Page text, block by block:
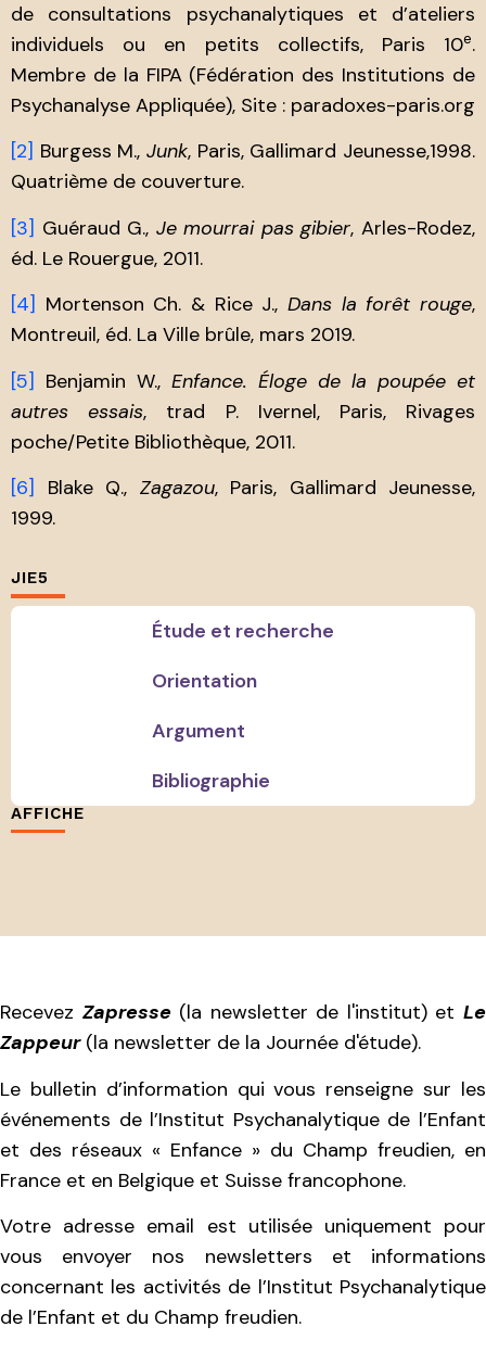
de consultations psychanalytiques et d’ateliers
individuels ou en petits collectifs, Paris 10e.
Membre de la FIPA (Fédération des Institutions de
Psychanalyse Appliquée), Site : paradoxes​-paris​.org
[2] Burgess M., Junk, Paris, Gallimard Jeunesse,1998.
Quatrième de couverture.
[3] Guéraud G., Je mourrai pas gibier, Arles-Rodez,
éd. Le Rouergue, 2011.
[4] Mortenson Ch. & Rice J., Dans la forêt rouge,
Montreuil, éd. La Ville brûle, mars 2019.
[5] Benjamin W., Enfance. Éloge de la poupée et
autres essais, trad P. Ivernel, Paris, Rivages
poche/Petite Bibliothèque, 2011.
[6]
Blake Q., Zagazou, Paris, Gallimard Jeunesse,
1999.
JIE5
Étude et recherche
Orientation
Argument
Bibliographie
AFFICHE
Recevez Zapresse(la newsletter de l'institut) etLe
Zappeur(la newsletter de la Journée d'étude).
Le bulletin d’information qui vous renseigne sur les
événements de l’Institut Psychanalytique de l’Enfant
et des réseaux « Enfance » du Champ freudien, en
France et en Belgique et Suisse francophone.
Votre adresse email est utilisée uniquement pour
vous envoyer nos newsletters et informations
concernant les activités de l’Institut Psychanalytique
de l’Enfant et du Champ freudien.